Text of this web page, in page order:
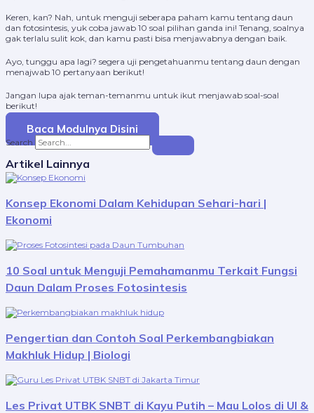
Keren, kan? Nah, untuk menguji seberapa paham kamu tentang daun
dan fotosintesis, yuk coba jawab 10 soal pilihan ganda ini! Tenang, soalnya
gak terlalu sulit kok, dan kamu pasti bisa menjawabnya dengan baik.
Ayo, tunggu apa lagi? segera uji pengetahuanmu tentang daun dengan
menajwab 10 pertanyaan berikut!
Jangan lupa ajak teman-temanmu untuk ikut menjawab soal-soal
berikut!
Baca Modulnya Disini
Search
Artikel Lainnya
Konsep Ekonomi Dalam Kehidupan Sehari-hari |
Ekonomi
10 Soal untuk Menguji Pemahamanmu Terkait Fungsi
Daun Dalam Proses Fotosintesis
Pengertian dan Contoh Soal Perkembangbiakan
Makhluk Hidup | Biologi
Les Privat UTBK SNBT di Kayu Putih – Mau Lolos di UI &